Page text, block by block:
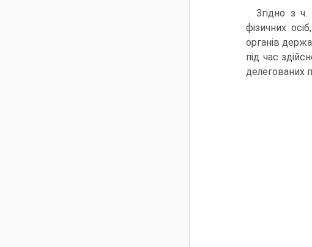
Згідно з
фізичних
органів
під час
делегованих